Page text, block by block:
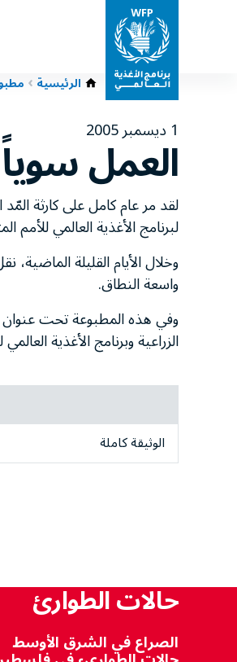
الرئيسية
1 ديسمبر 2005
العمل سوياً
لبرنامج الأغذية العالمي للأمم
وخلال الأيام القليلة
واسعة النطاق.
وفي هذه المطبوعة تحت عنوان
الزراعية وبرنامج الأغذية
الوثيقة كاملة
حالات الطوارئ
الصراع في الشرق الأوسط